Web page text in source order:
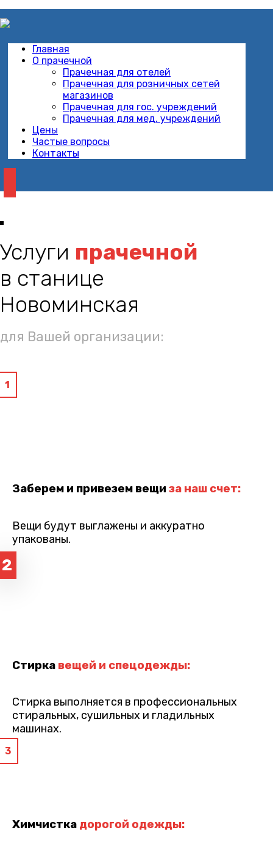
Главная
О прачечной
Прачечная для отелей
Прачечная для розничных сетей
магазинов
Прачечная для гос. учреждений
Прачечная для мед. учреждений
Цены
Частые вопросы
Контакты
Услуги прачечной
в станице
Новоминская
для Вашей организации:
1
Заберем и привезем вещи за наш счет:
Вещи будут выглажены и аккуратно
упакованы.
2
Стирка вещей и спецодежды:
Стирка выполняется в профессиональных
стиральных, сушильных и гладильных
машинах.
3
Химчистка дорогой одежды: